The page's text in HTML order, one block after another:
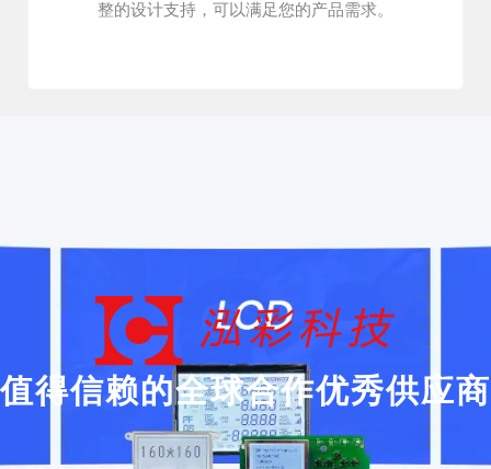
整的设计支持，可以满足您的产品需求。
值得信赖的全球合作优秀供应商